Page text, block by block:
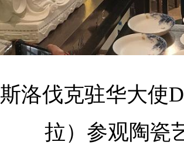
斯洛伐克驻华大使
拉）参观陶瓷